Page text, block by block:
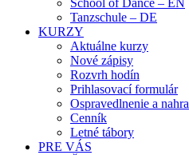
School of Dance – EN
Tanzschule – DE
KURZY
Aktuálne kurzy
Nové zápisy
Rozvrh hodín
Prihlasovací formulár
Ospravedlnenie a
Cenník
Letné tábory
PRE VÁS